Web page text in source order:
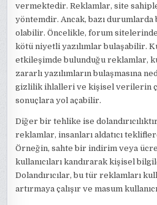
vermektedir. Reklamlar, site
yöntemdir. Ancak, bazı
olabilir. Öncelikle, forum
kötü niyetli yazılımlar bulaşabilir.
etkileşimde bulunduğu reklamlar,
zararlı yazılımların bulaşmasına
gizlilik ihlalleri ve kişisel verilerin
sonuçlara yol açabilir.
Diğer bir tehlike ise
reklamlar, insanları aldatıcı
Örneğin, sahte bir indirim veya
kullanıcıları kandırarak kişisel
Dolandırıcılar, bu tür reklamları
artırmaya çalışır ve masum